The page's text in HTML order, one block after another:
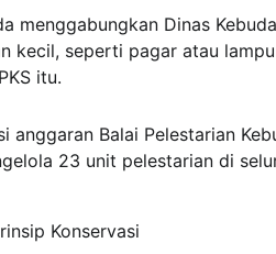
menggabungkan Dinas
kecil, seperti pagar atau
itu.
anggaran Balai Pelestarian
23 unit pelestarian di
Konservasi